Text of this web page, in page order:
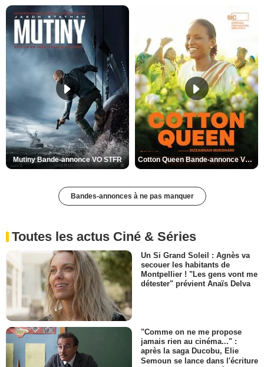
Mutiny Bande-annonce VO STFR Cotton Queen Bande-annonce VO STFR
Bandes-annonces à ne pas manquer
Toutes les actus Ciné & Séries
Un Si Grand Soleil : Agnès va
secouer les habitants de
Montpellier ! "Les gens vont me
détester" prévient Anaïs Delva
"Comme on ne me propose
jamais rien au cinéma..." :
après la saga Ducobu, Elie
Semoun se lance dans l'écriture